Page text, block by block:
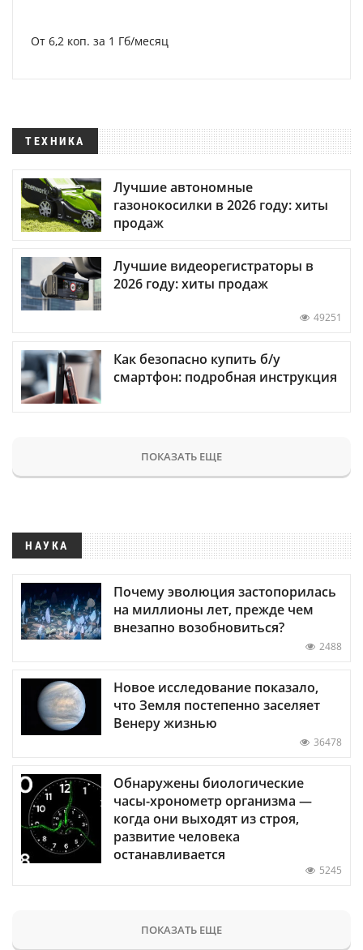
От 6,2 коп. за 1 Гб/месяц
ТЕХНИКА
Лучшие автономные
газонокосилки в 2026 году: хиты
продаж
Лучшие видеорегистраторы в
2026 году: хиты продаж
49251
Как безопасно купить б/у
смартфон: подробная инструкция
ПОКАЗАТЬ ЕЩЕ
НАУКА
Почему эволюция застопорилась
на миллионы лет, прежде чем
внезапно возобновиться?
2488
Новое исследование показало,
что Земля постепенно заселяет
Венеру жизнью
36478
Обнаружены биологические
часы-хронометр организма —
когда они выходят из строя,
развитие человека
останавливается
5245
ПОКАЗАТЬ ЕЩЕ